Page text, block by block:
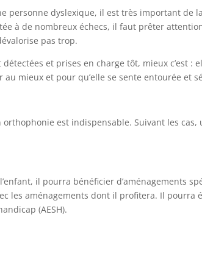
personne dyslexique, il est très important de
à de nombreux échecs, il faut prêter
pas trop.
et prises en charge tôt, mieux c’est :
au mieux et pour qu’elle se sente entourée et
orthophonie est indispensable. Suivant les
il pourra bénéficier d’aménagements
les aménagements dont il profitera. Il pourra
(AESH).